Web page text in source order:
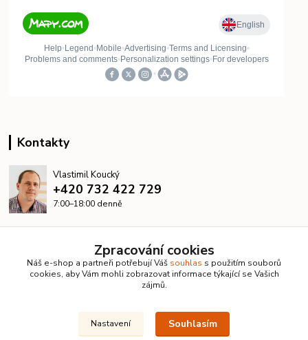
Kontakty
Vlastimil Koucký
+420 732 422 729
7:00–18:00 denně
© 2026 KanalizaceLevne.cz · Všechna práva vyhrazena ·
Zpracování cookies
Náš e-shop a partneři potřebují Váš souhlas s použitím souborů
cookies, aby Vám mohli zobrazovat informace týkající se Vašich
zájmů.
Nastavení Souhlasím